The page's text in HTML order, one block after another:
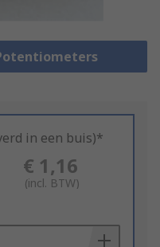
in een buis)*
€ 1,16
(incl. BTW)